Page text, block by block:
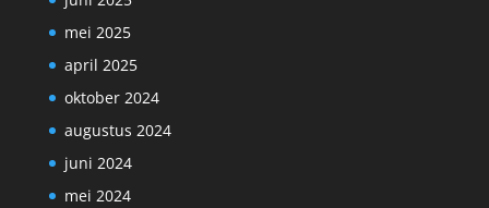
mei 2025
april 2025
oktober 2024
augustus 2024
juni 2024
mei 2024